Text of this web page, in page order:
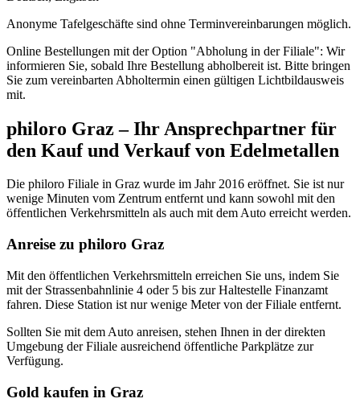
Anonyme Tafelgeschäfte sind ohne Terminvereinbarungen möglich.
Online Bestellungen mit der Option "Abholung in der Filiale": Wir
informieren Sie, sobald Ihre Bestellung abholbereit ist. Bitte bringen
Sie zum vereinbarten Abholtermin einen gültigen Lichtbildausweis
mit.
philoro Graz – Ihr Ansprechpartner für
den Kauf und Verkauf von Edelmetallen
Die philoro Filiale in Graz wurde im Jahr 2016 eröffnet. Sie ist nur
wenige Minuten vom Zentrum entfernt und kann sowohl mit den
öffentlichen Verkehrsmitteln als auch mit dem Auto erreicht werden.
Anreise zu philoro Graz
Mit den öffentlichen Verkehrsmitteln erreichen Sie uns, indem Sie
mit der Strassenbahnlinie 4 oder 5 bis zur Haltestelle Finanzamt
fahren. Diese Station ist nur wenige Meter von der Filiale entfernt.
Sollten Sie mit dem Auto anreisen, stehen Ihnen in der direkten
Umgebung der Filiale ausreichend öffentliche Parkplätze zur
Verfügung.
Gold kaufen in Graz